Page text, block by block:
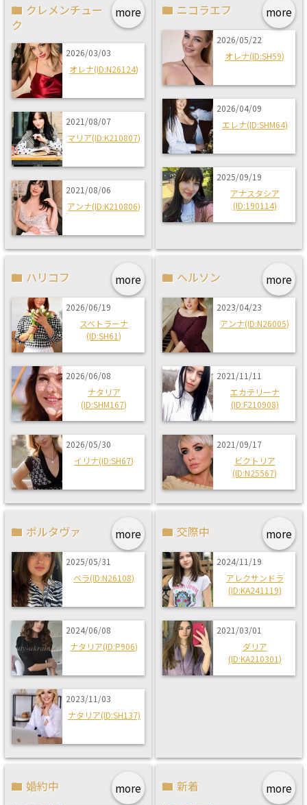
more
クレメンチュー
ク
2026/03/03
オレナ(ID:N26124)
2021/08/07
マリア(ID:K210807)
2021/08/06
アンナ(ID:K210806)
more
ニコラエフ
2026/05/22
オレナ(ID:SH59)
2026/04/09
エレナ(ID:SHM64)
2025/09/19
アナスタシア
(ID:190114)
more
ハリコフ
2026/06/19
スベトラーナ
(ID:SH61)
2026/06/08
ナタリア
(ID:SHM167)
2026/05/30
イリナ(ID:SH67)
more
ヘルソン
2023/04/23
アンナ(ID:N26005)
2021/11/11
エカテリーナ
(ID:F210908)
2021/09/17
ビクトリア
(ID:N25567)
more
ポルタヴァ
2025/05/31
ベラ(ID:N26108)
2024/06/08
ナタリア(ID:P906)
2023/11/03
ナタリア(ID:SH137)
more
交際中
2024/11/19
アレクサンドラ
(ID:KA241119)
2021/03/01
ダリア
(ID:KA210301)
more
婚約中 more
新着